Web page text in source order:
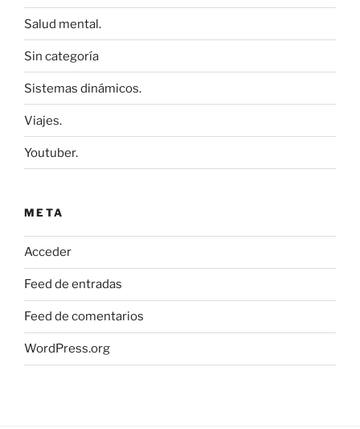
Salud mental.
Sin categoría
Sistemas dinámicos.
Viajes.
Youtuber.
META
Acceder
Feed de entradas
Feed de comentarios
WordPress.org